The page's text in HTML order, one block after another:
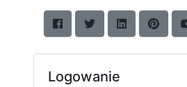
Logowanie